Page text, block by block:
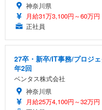
神奈川県
月給31万3,100円～60万円
正社員
27卒・新卒/IT事務/プロジ
年2回
ベンタス株式会社
神奈川県
月給25万4,100円～32万円